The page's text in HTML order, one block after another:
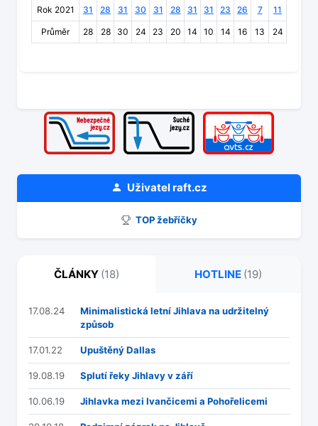
Rok 2021 31 28 31 30 31 28 31 31 23 26 7 11
Průměr 28 28 30 24 23 20 14 10 14 16 13 24
Uživatelraft.cz
TOP žebříčky
ČLÁNKY (18) HOTLINE (19)
17.08.24
Minimalistická letní Jihlava na udržitelný
způsob
17.01.22 Upuštěný Dallas
19.08.19 Splutí řeky Jihlavy v září
10.06.19 Jihlavka mezi Ivančicemi a Pohořelicemi